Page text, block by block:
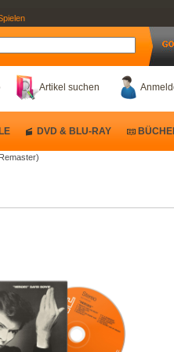
Artikel suchen
DVD & BLU-RAY